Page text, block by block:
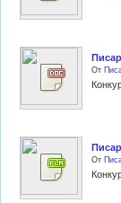
От
От